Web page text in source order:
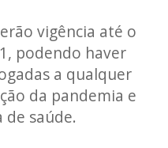
vigência até o
podendo haver
a qualquer
da pandemia e
saúde.